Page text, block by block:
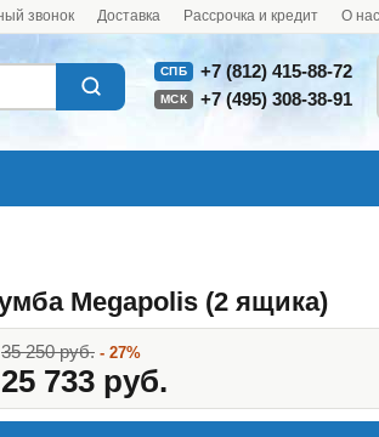
звонок Доставка Рассрочка и кредит О нас
СПБ +7 (812) 415-88-72
МСК +7 (495) 308-38-91
Megapolis (2 ящика)
35 250 руб. - 27%
25 733 руб.